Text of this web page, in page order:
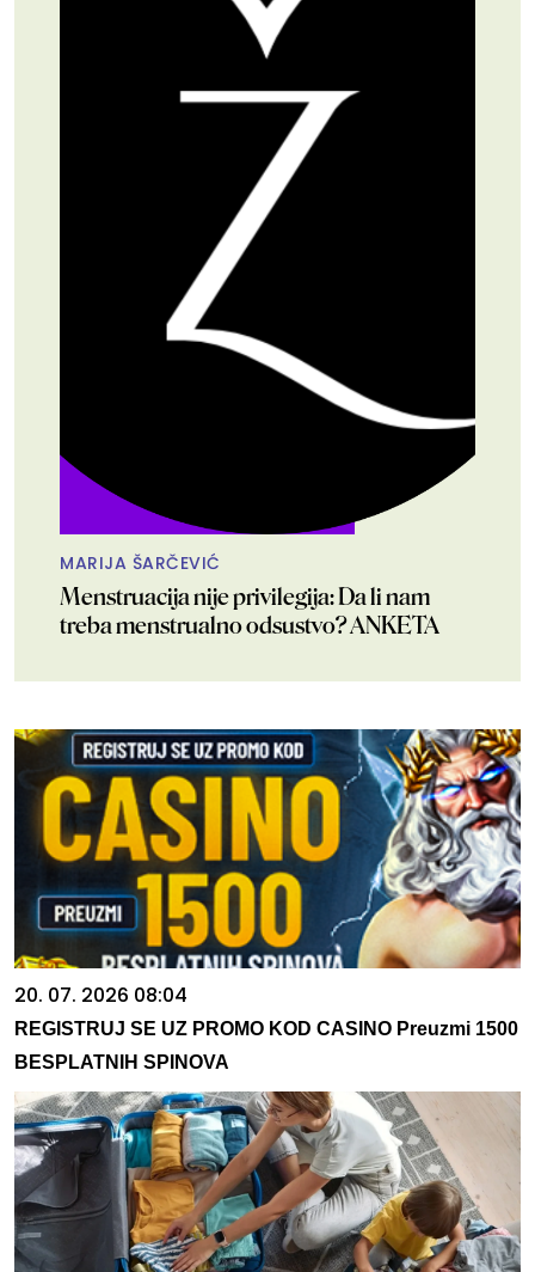
MARIJA ŠARČEVIĆ
Menstruacija nije privilegija: Da li nam
treba menstrualno odsustvo? ANKETA
20. 07. 2026 08:04
REGISTRUJ SE UZ PROMO KOD CASINO Preuzmi 1500
BESPLATNIH SPINOVA